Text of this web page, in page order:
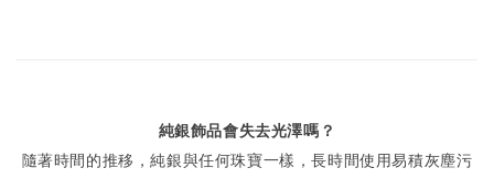
純銀飾品會失去光澤嗎？
隨著時間的推移，純銀與任何珠寶一樣，長時間使用易積灰塵污